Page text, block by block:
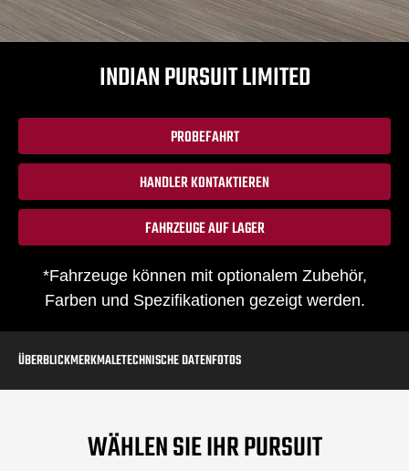
INDIAN PURSUIT LIMITED
PROBEFAHRT
HANDLER KONTAKTIEREN
FAHRZEUGE AUF LAGER
*Fahrzeuge können mit optionalem Zubehör,
Farben und Spezifikationen gezeigt werden.
ÜBERBLICKMERKMALETECHNISCHE DATENFOTOS
WÄHLEN SIE IHR PURSUIT